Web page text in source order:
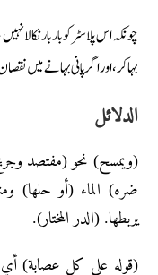
چونکہ اس پلاسٹر کو بار بار نکالا
بہا کر ، اور اگر پانی بہانے میں
الدلائل
(ويمسح) نحو (مفتصد
ضره) الماء (أو حلها)
يربطها. (الدر المختار).
(قوله على كل عصابة) أي